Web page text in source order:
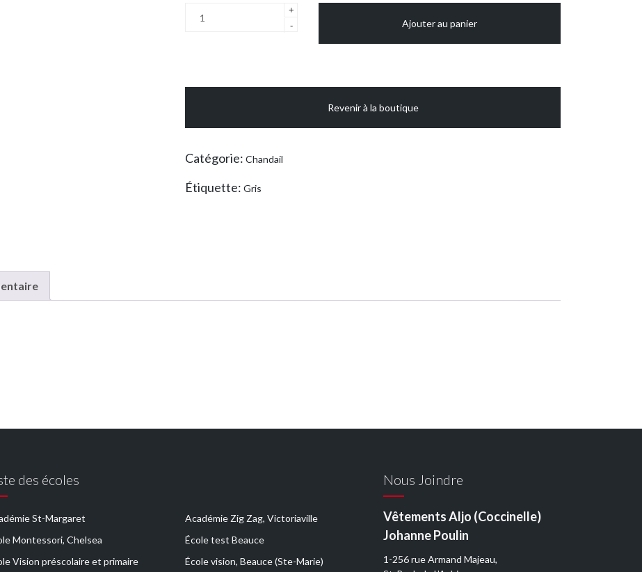
+
-
Ajouter au panier
Revenir à la boutique
Catégorie: Chandail
Étiquette: Gris
des écoles
St-Margaret
Académie Zig Zag, Victoriaville
Montessori, Chelsea
École test Beauce
Vision préscolaire et primaire
École vision, Beauce (Ste-Marie)
Nous Joindre
Vêtements Aljo (Coccinelle)
Johanne Poulin
1-256 rue Armand Majeau,